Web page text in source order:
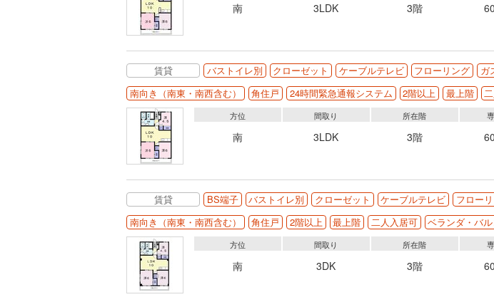
3階
3LDK
南
賃貸 バストイレ別 クローゼット ケーブルテレビ フローリング ガ
南向き（南東・南西含む）
角住戸 24時間緊急通報システム 2階以上 最上階
所在階
3階
間取り
3LDK
方位
南
賃貸 BS端子 バストイレ別 クローゼット ケーブルテレビ フロー
南向き（南東・南西含む）
角住戸 2階以上 最上階 二人入居可 ベランダ・バ
所在階
3階
間取り
3DK
方位
南